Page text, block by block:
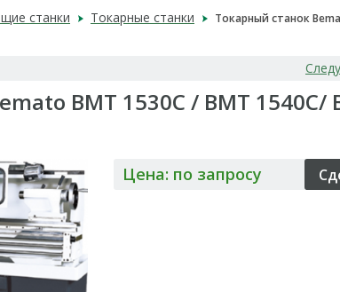
станки Токарные станки
Токарный станок
BMT 1530C / BMT 1540C/
Цена: по запросу